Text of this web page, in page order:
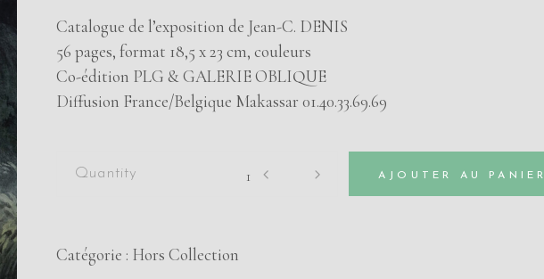
Catalogue de l’exposition de Jean-C. DENIS
56 pages, format 18,5 x 23 cm, couleurs
Co-édition PLG & GALERIE OBLIQUE
Diffusion France/Belgique Makassar 01.40.33.69.69
folles
AJOUTER AU PANIER
Catégorie : Hors Collection